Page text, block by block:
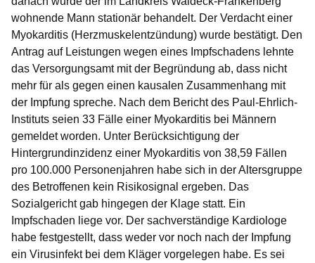
wohnende Mann stationär behandelt. Der Verdacht einer
Myokarditis (Herzmuskelentzündung) wurde bestätigt. Den
Antrag auf Leistungen wegen eines Impfschadens lehnte
das Versorgungsamt mit der Begründung ab, dass nicht
mehr für als gegen einen kausalen Zusammenhang mit
der Impfung spreche. Nach dem Bericht des Paul-Ehrlich-
Instituts seien 33 Fälle einer Myokarditis bei Männern
gemeldet worden. Unter Berücksichtigung der
Hintergrundinzidenz einer Myokarditis von 38,59 Fällen
pro 100.000 Personenjahren habe sich in der Altersgruppe
des Betroffenen kein Risikosignal ergeben. Das
Sozialgericht gab hingegen der Klage statt. Ein
Impfschaden liege vor. Der sachverständige Kardiologe
habe festgestellt, dass weder vor noch nach der Impfung
ein Virusinfekt bei dem Kläger vorgelegen habe. Es sei